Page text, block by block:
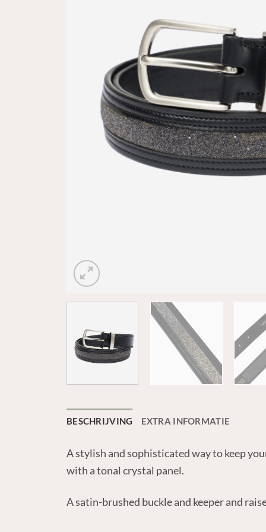
BESCHRIJVING EXTRA INFORMATIE
A stylish and sophisticated way to keep
with a tonal crystal panel.
A satin-brushed buckle and keeper and